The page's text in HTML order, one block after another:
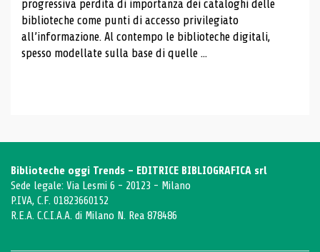
progressiva perdita di importanza dei cataloghi delle
biblioteche come punti di accesso privilegiato
all’informazione. Al contempo le biblioteche digitali,
spesso modellate sulla base di quelle ...
Biblioteche oggi Trends - EDITRICE BIBLIOGRAFICA srl
Sede legale: Via Lesmi 6 - 20123 - Milano
P.IVA, C.F. 01823660152
R.E.A. C.C.I.A.A. di Milano N. Rea 878486